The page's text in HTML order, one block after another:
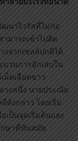
นาไวรัสที่ไม่ก่อ
มารถเข้าไปติด
จากเซลล์ปกติได้
วนการอักเสบใน
ม็ดเลือดขาว
างหนึ่ง นายประณัย
ดังกล่าว โดยเริ่ม
เป็นจุดเริ่มต้นและ
ษาที่ทันสมัย